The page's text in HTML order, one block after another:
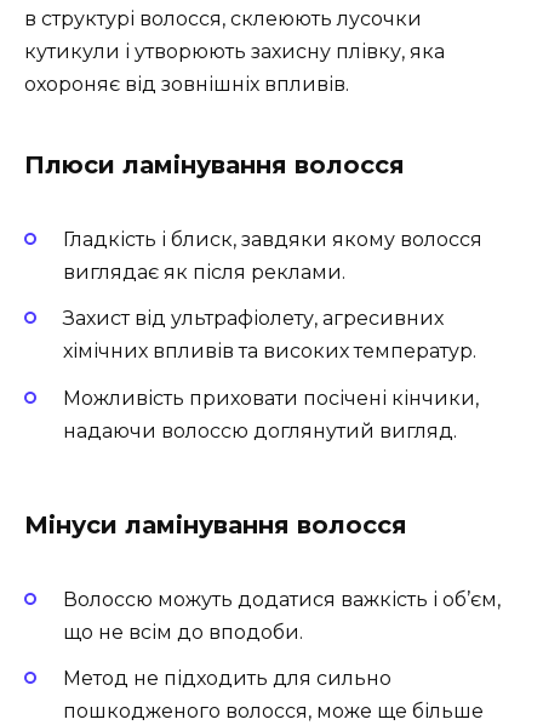
в структурі волосся, склеюють лусочки
кутикули і утворюють захисну плівку, яка
охороняє від зовнішніх впливів.
Плюси ламінування волосся
Гладкість і блиск, завдяки якому волосся
виглядає як після реклами.
Захист від ультрафіолету, агресивних
хімічних впливів та високих температур.
Можливість приховати посічені кінчики,
надаючи волоссю доглянутий вигляд.
Мінуси ламінування волосся
Волоссю можуть додатися важкість і об’єм,
що не всім до вподоби.
Метод не підходить для сильно
пошкодженого волосся, може ще більше